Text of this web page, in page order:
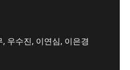
우수진, 이연심, 이은경